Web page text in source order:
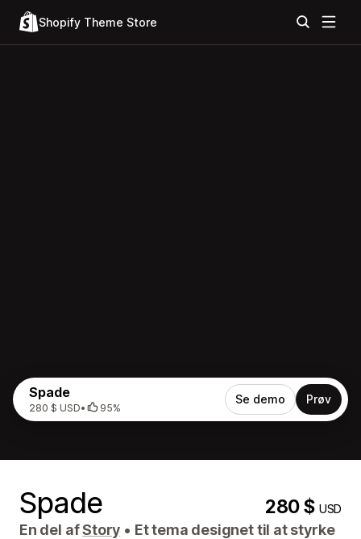
Shopify Theme Store
Spade
280 $ USD• 95%
Se demo Prøv
Spade 280 $USD
En del afStory • Et tema designet til at styrke